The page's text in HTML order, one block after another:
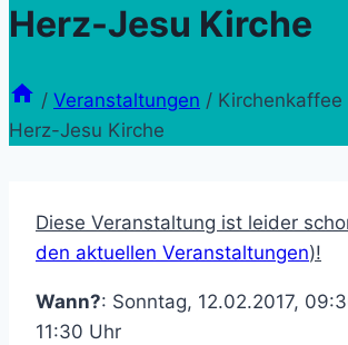
Herz-Jesu Kirche
/ Veranstaltungen /
Herz-Jesu Kirche
Diese Veranstaltung ist leider
den aktuellen Veranstaltungen)!
Wann?: Sonntag, 12.02.2017,
11:30 Uhr